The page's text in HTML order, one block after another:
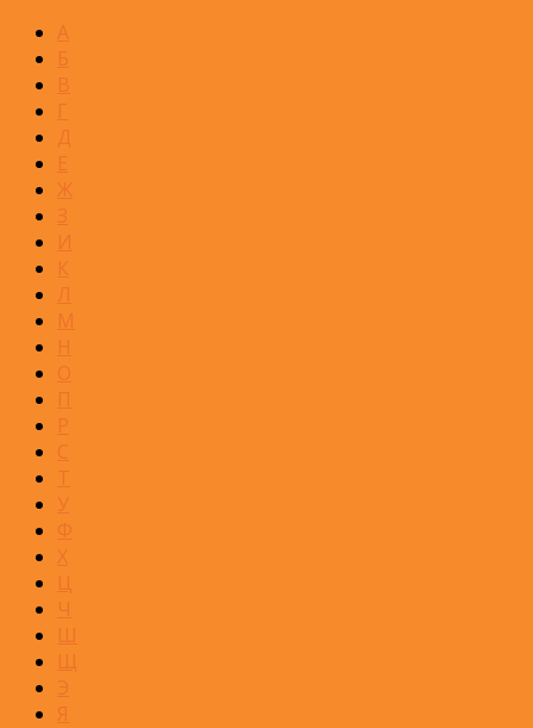
А
Б
В
Г
Д
Е
Ж
З
И
К
Л
М
Н
О
П
Р
С
Т
У
Ф
Х
Ц
Ч
Ш
Щ
Э
Я